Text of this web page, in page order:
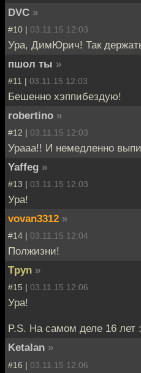
DVC »
#10 | 03.11.15 12:03
Ура, ДимЮрич! Так
пшол ты »
#11 | 03.11.15 12:03
Бешенно хэппибездую!
robertino »
#12 | 03.11.15 12:03
Урааа!! И немедленно
Yaffeg »
#13 | 03.11.15 12:03
Ура!
vovan3312 »
#14 | 03.11.15 12:04
Полжизни!
Tpyn »
#15 | 03.11.15 12:06
Ура!
P.S. На самом деле 16 лет
Ketalan »
#16 | 03.11.15 12:06